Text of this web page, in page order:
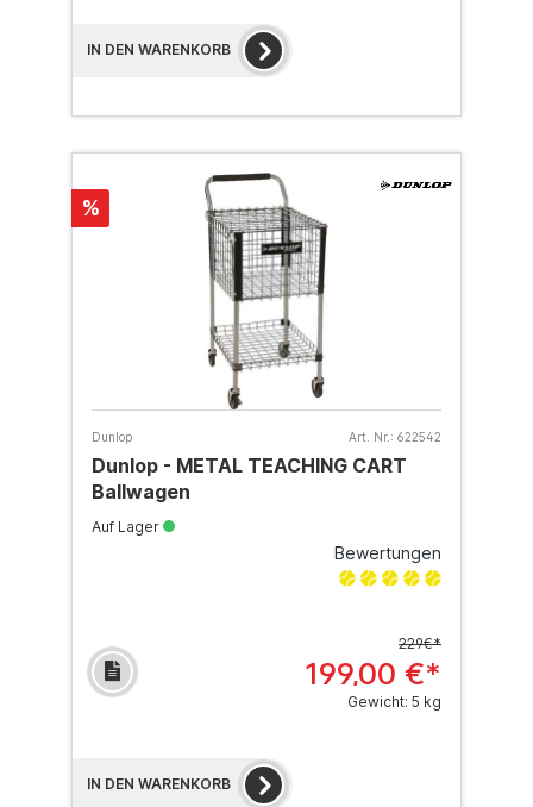
IN DEN WARENKORB
%
Dunlop Art. Nr.: 622542
Dunlop - METAL TEACHING CART
Ballwagen
Auf Lager
Bewertungen
229€*
199,00 €*
Gewicht: 5 kg
IN DEN WARENKORB